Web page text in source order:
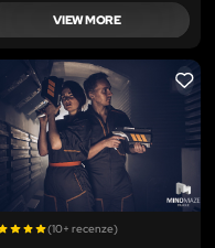
VIEW MORE
LIKE
(10+ recenze)